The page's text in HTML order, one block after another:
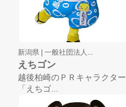
新潟県 | 一般社団法人...
えちゴン
越後柏崎のＰＲキャラクター
「えちゴ...